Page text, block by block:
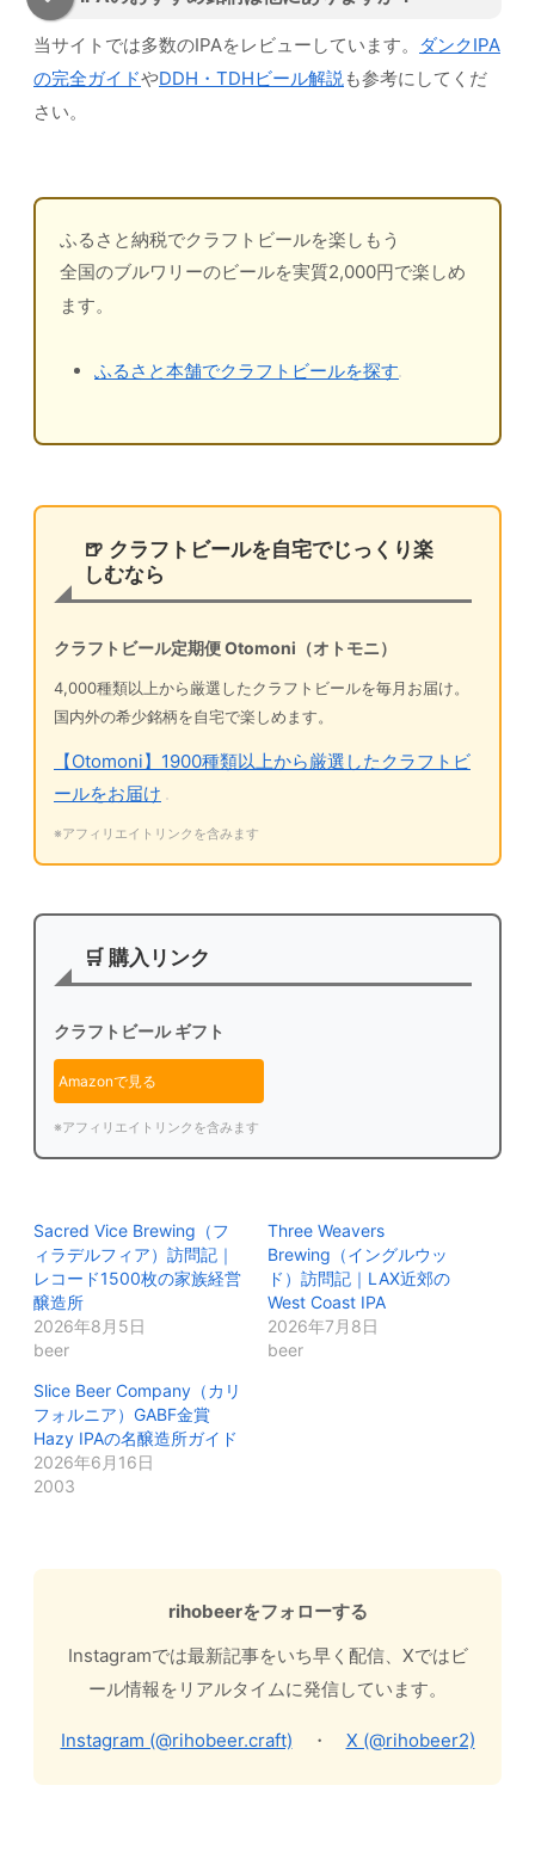
当サイトでは多数のIPAをレビューしています。
ダンクIPA
の完全ガイドやDDH・TDHビール解説も参考にしてくだ
さい。
ふるさと納税でクラフトビールを楽しもう
全国のブルワリーのビールを実質2,000円で楽しめ
ます。
ふるさと本舗でクラフトビールを探す
🍺 クラフトビールを自宅でじっくり楽
しむなら
クラフトビール定期便 Otomoni（オトモニ）
4,000種類以上から厳選したクラフトビールを毎月お届け。
国内外の希少銘柄を自宅で楽しめます。
【Otomoni】1900種類以上から厳選したクラフトビ
ールをお届け
※アフィリエイトリンクを含みます
🛒 購入リンク
クラフトビール ギフト
Amazonで見る
※アフィリエイトリンクを含みます
Sacred Vice Brewing（フ
ィラデルフィア）訪問記｜
レコード1500枚の家族経営
醸造所
2026年8月5日
beer
Three Weavers
Brewing（イングルウッ
ド）訪問記｜LAX近郊の
West Coast IPA
2026年7月8日
beer
Slice Beer Company（カリ
フォルニア）GABF金賞
Hazy IPAの名醸造所ガイド
2026年6月16日
2003
rihobeerをフォローする
Instagramでは最新記事をいち早く配信、Xではビ
ール情報をリアルタイムに発信しています。
Instagram (@rihobeer.craft) ・ X (@rihobeer2)